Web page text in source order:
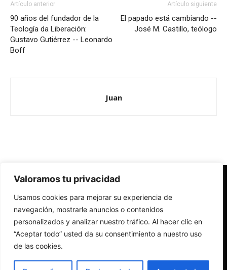
Valoramos tu privacidad
Usamos cookies para mejorar su experiencia de
navegación, mostrarle anuncios o contenidos
personalizados y analizar nuestro tráfico. Al hacer clic en
“Aceptar todo” usted da su consentimiento a nuestro uso
de las cookies.
Artículo anterior
90 años del fundador de la
Teología da Liberación:
Gustavo Gutiérrez -- Leonardo
Boff
Artículo siguiente
El papado está cambiando --
José M. Castillo, teólogo
Juan
Redes Cristianas
Una mirada alternativa sobre la Iglesia católica y la sociedad
- Colectivos de Redes Cristianas